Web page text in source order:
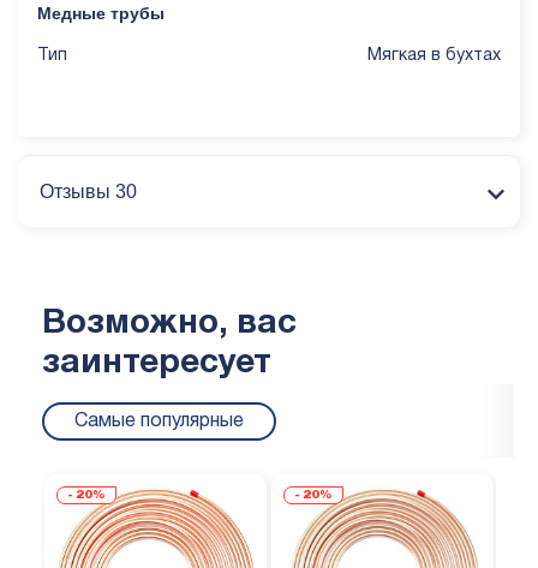
Медные трубы
Тип Мягкая в бухтах
Отзывы 30
Возможно, вас
заинтересует
Самые популярные
20% 20%